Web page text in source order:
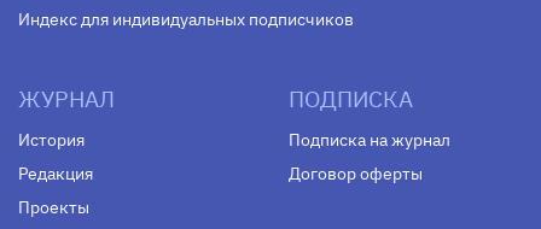
Индекс для индивидуальных подписчиков
ЖУРНАЛ
История
Редакция
Проекты
ПОДПИСКА
Подписка на журнал
Договор оферты